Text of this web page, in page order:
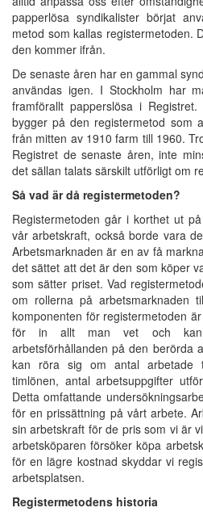
papperlösa syndikalister börjat
metod som kallas registermetoden.
den kommer ifrån.
De senaste åren har en gammal
användas igen. I Stockholm har
framförallt papperslösa i
bygger på den registermetod som
från mitten av 1910 farm till 1960.
Registret de senaste åren, inte
det sällan talats särskilt utförligt om
Så vad är då registermetoden?
Registermetoden går i korthet ut
vår arbetskraft, också borde vara
Arbetsmarknaden är en av få
det sättet att det är den som köper
som sätter priset. Vad
om rollerna på arbetsmarknaden
komponenten för registermetoden
för in allt man vet och
arbetsförhållanden på den berörda
kan röra sig om antal arbetade
timlönen, antal arbetsuppgifter
Detta omfattande
för en prissättning på vårt arbete.
sin arbetskraft för de pris som vi är
arbetsköparen försöker köpa
för en lägre kostnad skyddar vi
arbetsplatsen.
Registermetodens historia